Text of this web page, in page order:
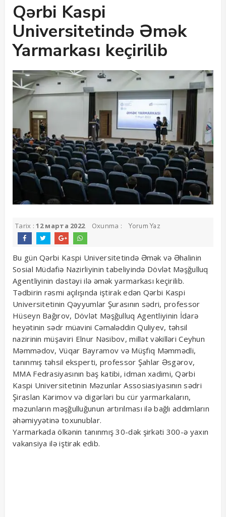
Qərbi Kaspi
Universitetində Əmək
Yarmarkası keçirilib
Tarix :12 марта 2022 Oxunma : Yorum Yaz
Bu gün Qərbi Kaspi Universitetində Əmək və Əhalinin
Sosial Müdafiə Nazirliyinin tabeliyində Dövlət Məşğulluq
Agentliyinin dəstəyi ilə əmək yarmarkası keçirilib.
Tədbirin rəsmi açılışında iştirak edən Qərbi Kaspi
Universitetinin Qəyyumlar Şurasının sədri, professor
Hüseyn Bağırov, Dövlət Məşğulluq Agentliyinin İdarə
heyətinin sədr müavini Cəmaləddin Quliyev, təhsil
nazirinin müşaviri Elnur Nəsibov, millət vəkilləri Ceyhun
Məmmədov, Vüqar Bayramov və Müşfiq Məmmədli,
tanınmış təhsil eksperti, professor Şahlar Əsgərov,
MMA Fedrasiyasının baş katibi, idman xadimi, Qərbi
Kaspi Universitetinin Məzunlar Assosiasiyasının sədri
Şiraslan Kərimov və digərləri bu cür yarmarkaların,
məzunların məşğulluğunun artırılması ilə bağlı addımların
əhəmiyyətinə toxunublar.
Yarmarkada ölkənin tanınmış 30-dək şirkəti 300-ə yaxın
vakansiya ilə iştirak edib.